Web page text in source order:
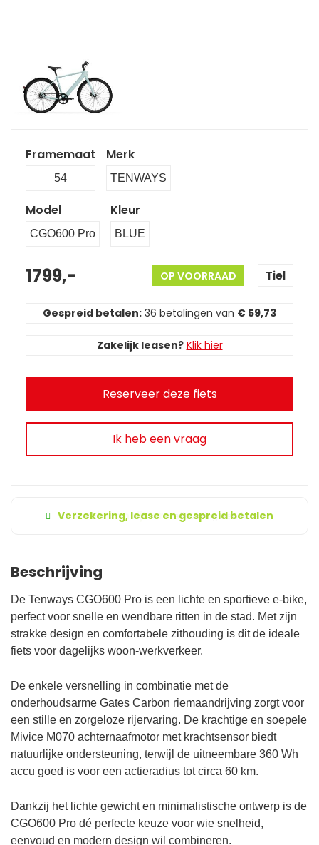
Framemaat
54
Merk
TENWAYS
Model
CGO600 Pro
Kleur
BLUE
1799,- OP VOORRAAD Tiel
Gespreid betalen: 36 betalingen van € 59,73
Zakelijk leasen? Klik hier
Reserveer deze fiets
Ik heb een vraag
Verzekering, lease en gespreid betalen
Beschrijving
De Tenways CGO600 Pro is een lichte en sportieve e-bike,
perfect voor snelle en wendbare ritten in de stad. Met zijn
strakke design en comfortabele zithouding is dit de ideale
fiets voor dagelijks woon-werkverkeer.
De enkele versnelling in combinatie met de
onderhoudsarme Gates Carbon riemaandrijving zorgt voor
een stille en zorgeloze rijervaring. De krachtige en soepele
Mivice M070 achternaafmotor met krachtsensor biedt
natuurlijke ondersteuning, terwijl de uitneembare 360 Wh
accu goed is voor een actieradius tot circa 60 km.
Dankzij het lichte gewicht en minimalistische ontwerp is de
CGO600 Pro dé perfecte keuze voor wie snelheid,
eenvoud en modern design wil combineren.